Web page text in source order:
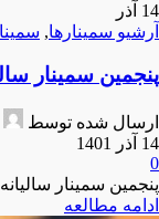
14 آذر
آرشیو سمینارها,
پنجمین سمینار
ارسال شده توسط
14 آذر 1401
0
پنجمین سمینار
ادامه مطالعه